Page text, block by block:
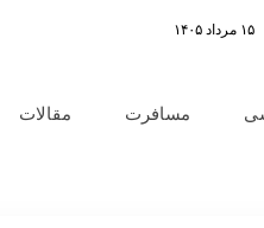
۱۵ مرداد ۱۴۰۵
مسافرت مقالات